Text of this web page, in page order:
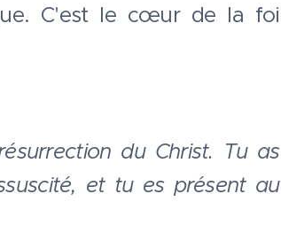
C'est le cœur de la foi
du Christ. Tu as
et tu es présent au